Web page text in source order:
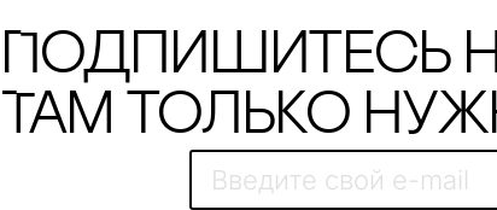
Подпишитесь
Там только